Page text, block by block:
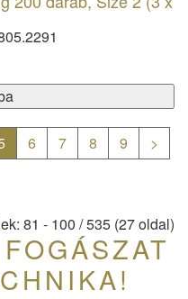
6 7 8 9
>
81 - 100 / 535 (27 oldal)